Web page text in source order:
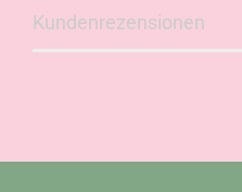
Kundenrezensionen